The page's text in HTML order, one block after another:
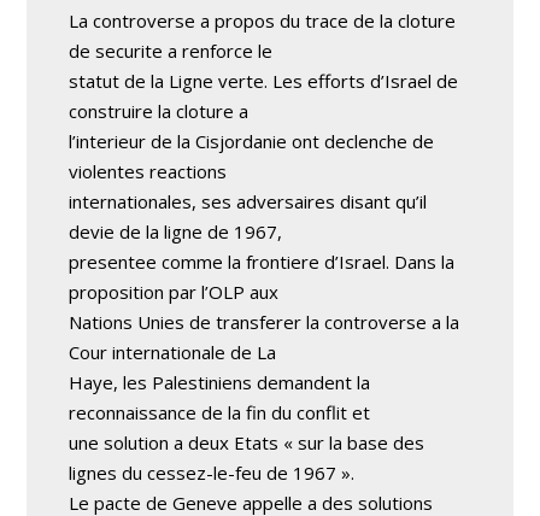
La controverse a propos du trace de la cloture
de securite a renforce le
statut de la Ligne verte. Les efforts d’Israel de
construire la cloture a
l’interieur de la Cisjordanie ont declenche de
violentes reactions
internationales, ses adversaires disant qu’il
devie de la ligne de 1967,
presentee comme la frontiere d’Israel. Dans la
proposition par l’OLP aux
Nations Unies de transferer la controverse a la
Cour internationale de La
Haye, les Palestiniens demandent la
reconnaissance de la fin du conflit et
une solution a deux Etats « sur la base des
lignes du cessez-le-feu de 1967 ».
Le pacte de Geneve appelle a des solutions